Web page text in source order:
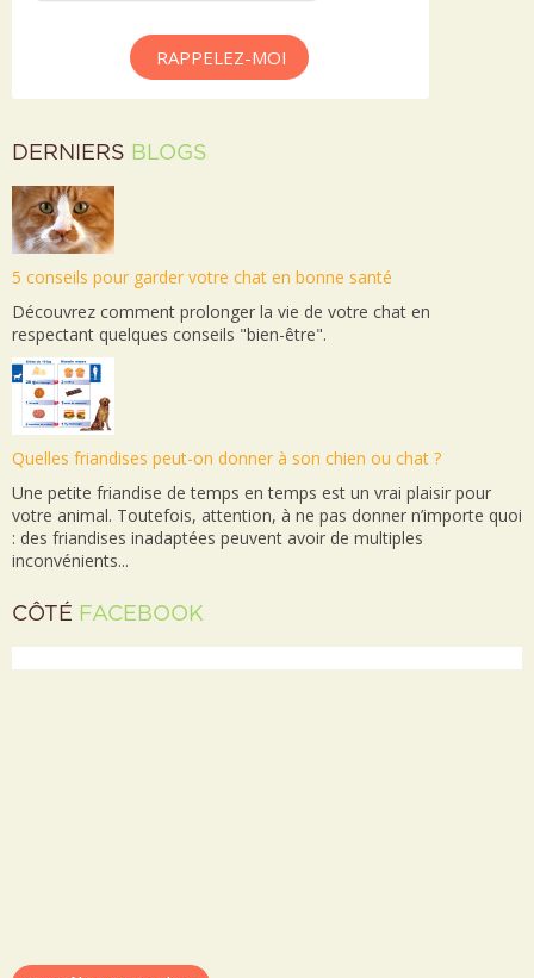
RAPPELEZ-MOI
DERNIERS BLOGS
5 conseils pour garder votre chat en bonne santé
Découvrez comment prolonger la vie de votre chat en
respectant quelques conseils "bien-être".
Quelles friandises peut-on donner à son chien ou chat ?
Une petite friandise de temps en temps est un vrai plaisir pour
votre animal. Toutefois, attention, à ne pas donner n’importe quoi
: des friandises inadaptées peuvent avoir de multiples
inconvénients...
CÔTÉ FACEBOOK